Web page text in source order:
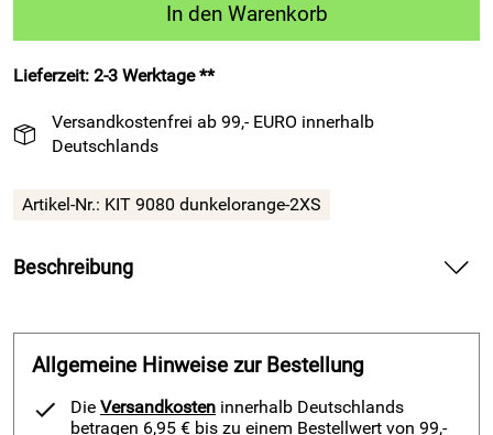
In den Warenkorb
Lieferzeit: 2-3 Werktage **
Versandkostenfrei ab 99,- EURO innerhalb
Deutschlands
Artikel-Nr.: KIT 9080 dunkelorange-2XS
Beschreibung
Trikot u. Hose liefert dynamischen Komfort für Training und
Spiel.
Spüre in diesem Fußball-Kurzarm-Trikot-Set die weiche
Polyesterfaser auf deiner Haut und genieße ein
Allgemeine Hinweise zur Bestellung
Die Versandkosten innerhalb Deutschlands
betragen 6,95 € bis zu einem Bestellwert von 99,-